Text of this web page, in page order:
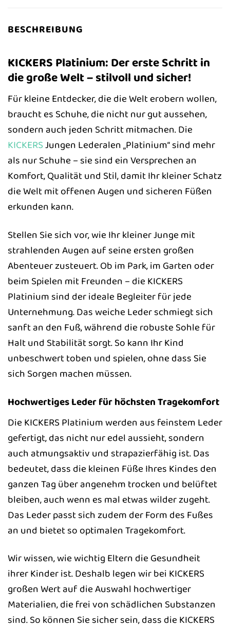
BESCHREIBUNG
KICKERS Platinium: Der erste Schritt in
die große Welt – stilvoll und sicher!
Für kleine Entdecker, die die Welt erobern wollen,
braucht es Schuhe, die nicht nur gut aussehen,
sondern auch jeden Schritt mitmachen. Die
KICKERSJungen Lederalen „Platinium“ sind mehr
als nur Schuhe – sie sind ein Versprechen an
Komfort, Qualität und Stil, damit Ihr kleiner Schatz
die Welt mit offenen Augen und sicheren Füßen
erkunden kann.
Stellen Sie sich vor, wie Ihr kleiner Junge mit
strahlenden Augen auf seine ersten großen
Abenteuer zusteuert. Ob im Park, im Garten oder
beim Spielen mit Freunden – die KICKERS
Platinium sind der ideale Begleiter für jede
Unternehmung. Das weiche Leder schmiegt sich
sanft an den Fuß, während die robuste Sohle für
Halt und Stabilität sorgt. So kann Ihr Kind
unbeschwert toben und spielen, ohne dass Sie
sich Sorgen machen müssen.
Hochwertiges Leder für höchsten Tragekomfort
Die KICKERS Platinium werden aus feinstem Leder
gefertigt, das nicht nur edel aussieht, sondern
auch atmungsaktiv und strapazierfähig ist. Das
bedeutet, dass die kleinen Füße Ihres Kindes den
ganzen Tag über angenehm trocken und belüftet
bleiben, auch wenn es mal etwas wilder zugeht.
Das Leder passt sich zudem der Form des Fußes
an und bietet so optimalen Tragekomfort.
Wir wissen, wie wichtig Eltern die Gesundheit
ihrer Kinder ist. Deshalb legen wir bei KICKERS
großen Wert auf die Auswahl hochwertiger
Materialien, die frei von schädlichen Substanzen
sind. So können Sie sicher sein, dass die KICKERS